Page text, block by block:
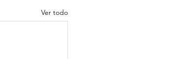
Ver todo